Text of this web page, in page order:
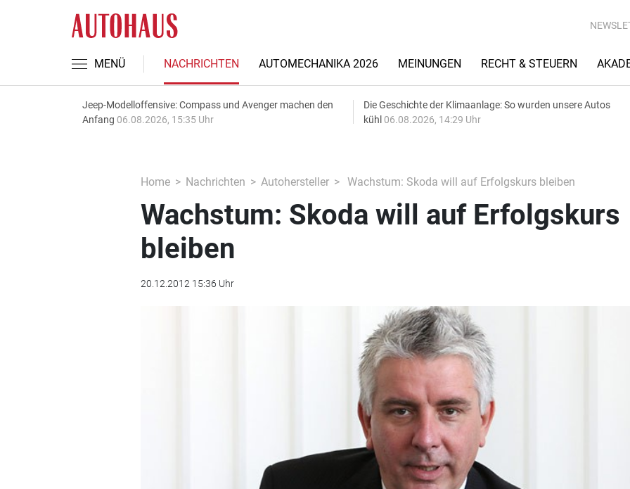
MENÜ NACHRICHTEN AUTOMECHANIKA 2026 MEINUNGEN RECHT & STEUERN
Jeep-Modelloffensive: Compass und Avenger machen den
Anfang 06.08.2026, 15:35 Uhr
Die Geschichte der Klimaanlage: So wurden unsere Autos
kühl 06.08.2026, 14:29 Uhr
Home Nachrichten Autohersteller Wachstum: Skoda will auf Erfolgskurs bleiben
Wachstum: Skoda will auf Erfolgskurs
bleiben
20.12.2012 15:36 Uhr